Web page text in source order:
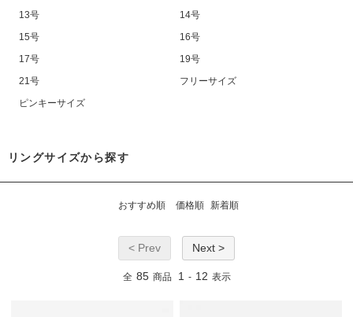
13号
14号
15号
16号
17号
19号
21号
フリーサイズ
ピンキーサイズ
リングサイズから探す
おすすめ順 価格順 新着順
< Prev Next >
全 85 商品 1 - 12 表示